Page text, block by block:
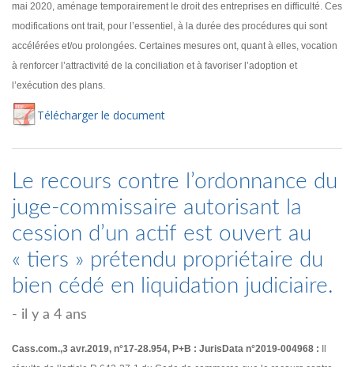
mai 2020, aménage temporairement le droit des entreprises en difficulté. Ces
modifications ont trait, pour l’essentiel, à la durée des procédures qui sont
accélérées et/ou prolongées. Certaines mesures ont, quant à elles, vocation
à renforcer l’attractivité de la conciliation et à favoriser l’adoption et
l’exécution des plans.
Télécharger le document
Le recours contre l’ordonnance du
juge-commissaire autorisant la
cession d’un actif est ouvert au
« tiers » prétendu propriétaire du
bien cédé en liquidation judiciaire.
- il y a 4 ans
Cass.com.,3 avr.2019, n°17-28.954, P+B : JurisData n°2019-004968 :